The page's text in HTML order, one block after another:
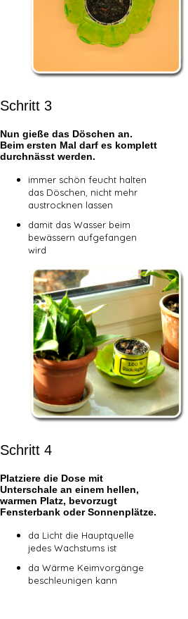
Schritt 3
Nun gieße das Döschen an.
Beim ersten Mal darf es komplett
durchnässt werden.
immer schön feucht halten
das Döschen, nicht mehr
austrocknen lassen
damit das Wasser beim
bewässern aufgefangen
wird
Schritt 4
Platziere die Dose mit
Unterschale an einem hellen,
warmen Platz, bevorzugt
Fensterbank oder Sonnenplätze.
da Licht die Hauptquelle
jedes Wachstums ist
da Wärme Keimvorgänge
beschleunigen kann